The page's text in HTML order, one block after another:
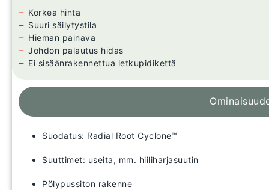
− Korkea hinta
− Suuri säilytystila
− Hieman painava
− Johdon palautus hidas
− Ei sisäänrakennettua letkupidikettä
Suodatus: Radial Root Cyclone™
Suuttimet: useita, mm. hiiliharjasuutin
Pölypussiton rakenne